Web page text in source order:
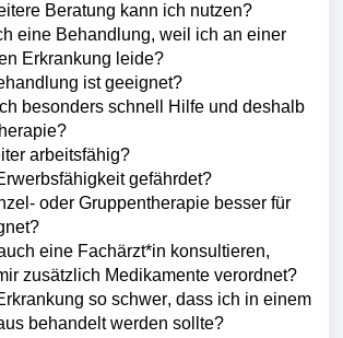
Beratung kann ich nutzen?
eine Behandlung, weil ich an einer
Erkrankung leide?
ist geeignet?
besonders schnell Hilfe und deshalb
arbeitsfähig?
gefährdet?
oder Gruppentherapie besser für
eine Fachärzt*in konsultieren,
zusätzlich Medikamente verordnet?
so schwer, dass ich in einem
behandelt werden sollte?